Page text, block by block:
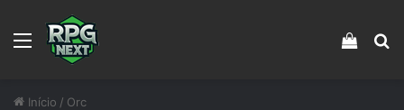
Menu Veja
Início / Orc